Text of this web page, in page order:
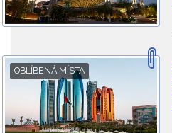
OBLÍBENÁ MÍSTA